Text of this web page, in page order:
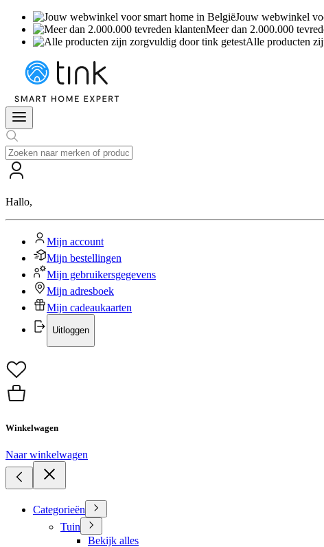
Jouw webwinkel
Meer dan 2.000.000
Alle producten
Hallo,
Mijn account
Mijn bestellingen
Mijn gebruikersgegevens
Mijn adresboek
Mijn cadeaukaarten
Uitloggen
Winkelwagen
Naar winkelwagen
Categorieën
Tuin
Bekijk alles